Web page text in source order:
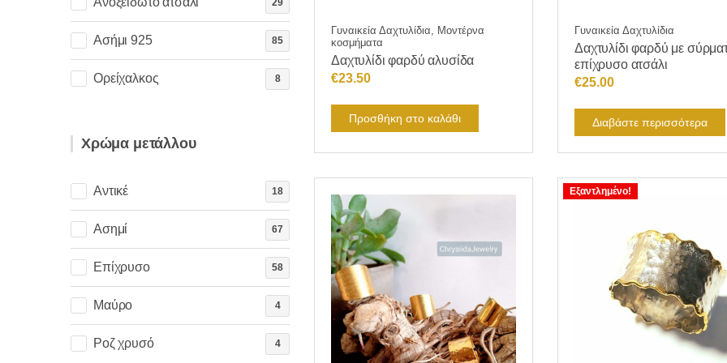
Γυναικεία Δαχτυλίδια, Μοντέρνα
κοσμήματα
Δαχτυλίδι φαρδύ αλυσίδα
€23.50
Προσθήκη στο καλάθι
Γυναικεία Δαχτυλίδια
Δαχτυλίδι φαρδύ με
επίχρυσο ατσάλι
€25.00
Διαβάστε περισσότερα
Εξαντλημένο!
29
Ασήμι 925 85
Ορείχαλκος 8
Χρώμα μετάλλου
Αντικέ 18
Ασημί 67
Επίχρυσο 58
Μαύρο 4
Ροζ χρυσό 4